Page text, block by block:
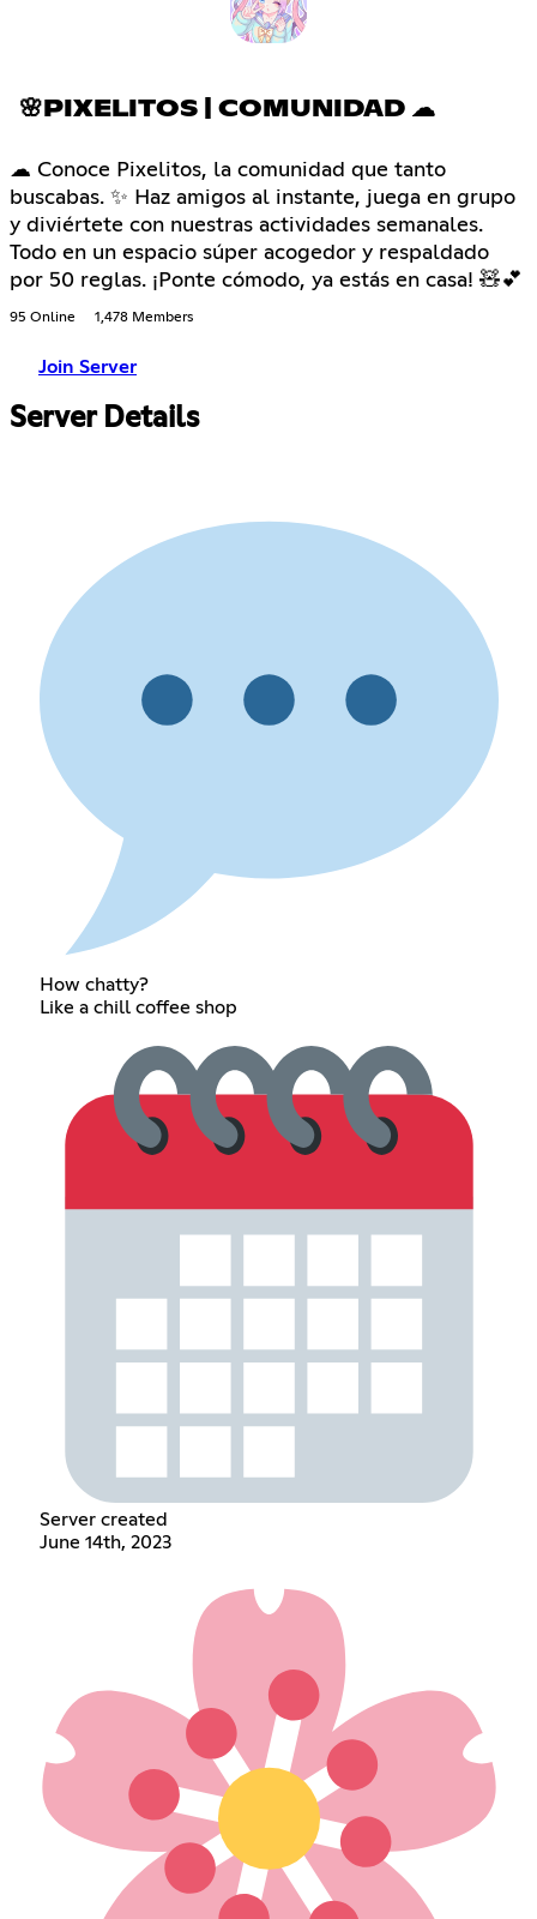
🌸PIXELITOS | COMUNIDAD ☁
☁ Conoce Pixelitos, la comunidad que tanto
buscabas. ✨ Haz amigos al instante, juega en grupo
y diviértete con nuestras actividades semanales.
Todo en un espacio súper acogedor y respaldado
por 50 reglas. ¡Ponte cómodo, ya estás en casa! 🧸💕
95 Online 1,478 Members
Join Server
Server Details
How chatty?
Like a chill coffee shop
Server created
June 14th, 2023